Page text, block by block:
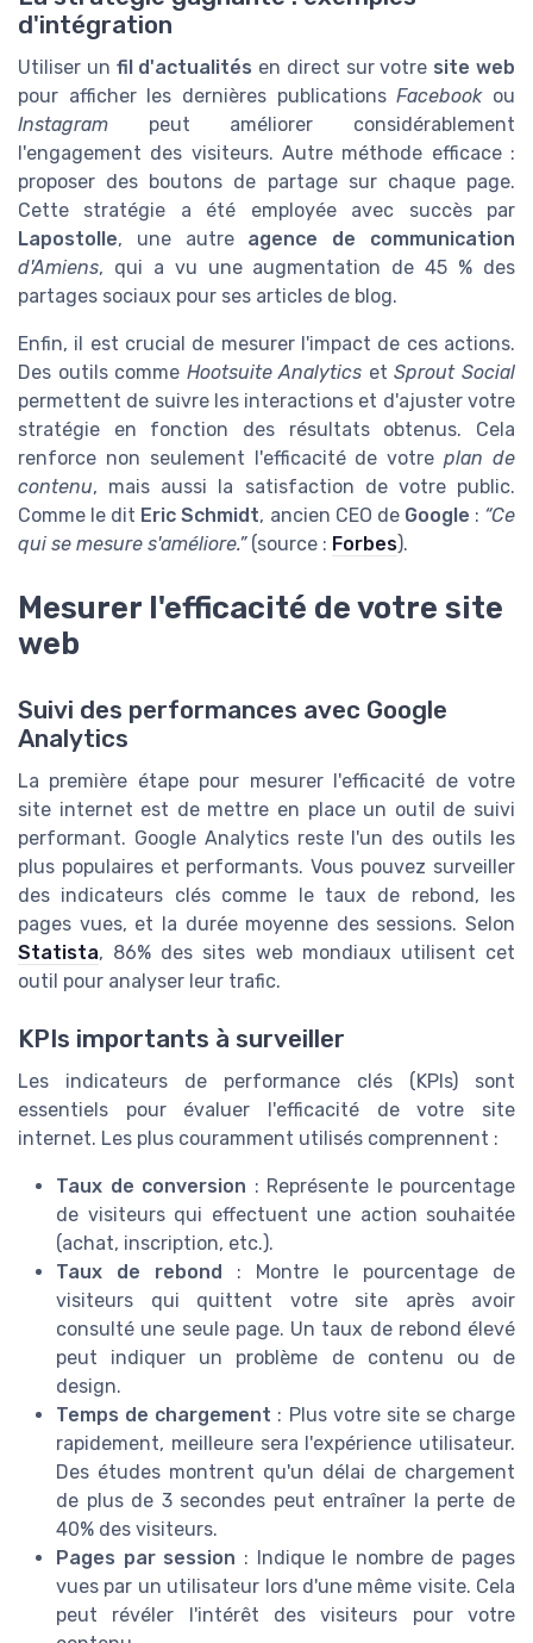
d'intégration
Utiliser un fil d'actualités en direct sur votre site web
pour afficher les dernières publicationsFacebookou
Instagram peut améliorer considérablement
l'engagement des visiteurs. Autre méthode efficace :
proposer des boutons de partage sur chaque page.
Cette stratégie a été employée avec succès par
Lapostolle, une autre agence de communication
d'Amiens, qui a vu une augmentation de 45 % des
partages sociaux pour ses articles de blog.
Enfin, il est crucial de mesurer l'impact de ces actions.
Des outils comme Hootsuite Analytics etSprout Social
permettent de suivre les interactions et d'ajuster votre
stratégie en fonction des résultats obtenus. Cela
renforce non seulement l'efficacité de votreplan de
contenu, mais aussi la satisfaction de votre public.
Comme le dit Eric Schmidt, ancien CEO de Google : “Ce
qui se mesure s'améliore.”(source : Forbes).
Mesurer l'efficacité de votre site
web
Suivi des performances avec Google
Analytics
La première étape pour mesurer l'efficacité de votre
site internet est de mettre en place un outil de suivi
performant. Google Analytics reste l'un des outils les
plus populaires et performants. Vous pouvez surveiller
des indicateurs clés comme le taux de rebond, les
pages vues, et la durée moyenne des sessions. Selon
Statista, 86% des sites web mondiaux utilisent cet
outil pour analyser leur trafic.
KPIs importants à surveiller
Les indicateurs de performance clés (KPIs) sont
essentiels pour évaluer l'efficacité de votre site
internet. Les plus couramment utilisés comprennent :
Taux de conversion : Représente le pourcentage
de visiteurs qui effectuent une action souhaitée
(achat, inscription, etc.).
Taux de rebond
: Montre le pourcentage de
visiteurs qui quittent votre site après avoir
consulté une seule page. Un taux de rebond élevé
peut indiquer un problème de contenu ou de
design.
Temps de chargement : Plus votre site se charge
rapidement, meilleure sera l'expérience utilisateur.
Des études montrent qu'un délai de chargement
de plus de 3 secondes peut entraîner la perte de
40% des visiteurs.
Pages par session : Indique le nombre de pages
vues par un utilisateur lors d'une même visite. Cela
peut révéler l'intérêt des visiteurs pour votre